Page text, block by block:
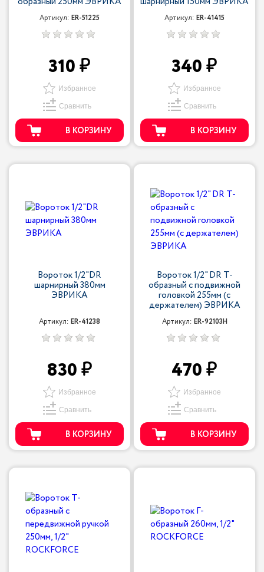
Артикул: ER-51225
310
Избранное
Сравнить
В КОРЗИНУ
Артикул: ER-41415
340
Избранное
Сравнить
В КОРЗИНУ
Вороток 1/2"DR
шарнирный 380мм
ЭВРИКА
Артикул: ER-41238
830
Избранное
Сравнить
В КОРЗИНУ
Вороток 1/2" DR Т-
образный с подвижной
головкой 255мм (с
держателем) ЭВРИКА
Артикул: ER-92103H
470
Избранное
Сравнить
В КОРЗИНУ